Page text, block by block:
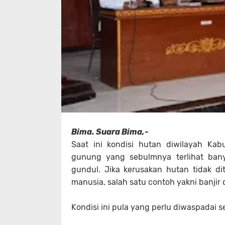
Bima. Suara Bima,-
Saat ini kondisi hutan diwilayah
gunung yang sebulmnya terlihat
gundul. Jika kerusakan hutan tidak
manusia, salah satu contoh yakni banjir
Kondisi ini pula yang perlu diwaspadai